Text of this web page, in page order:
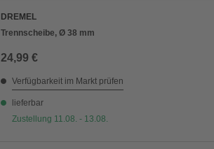
DREMEL
Trennscheibe, Ø 38 mm
24,99 €
Verfügbarkeit im Markt prüfen
lieferbar
Zustellung 11.08. - 13.08.